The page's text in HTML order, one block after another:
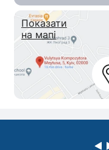
Показати
на мапі